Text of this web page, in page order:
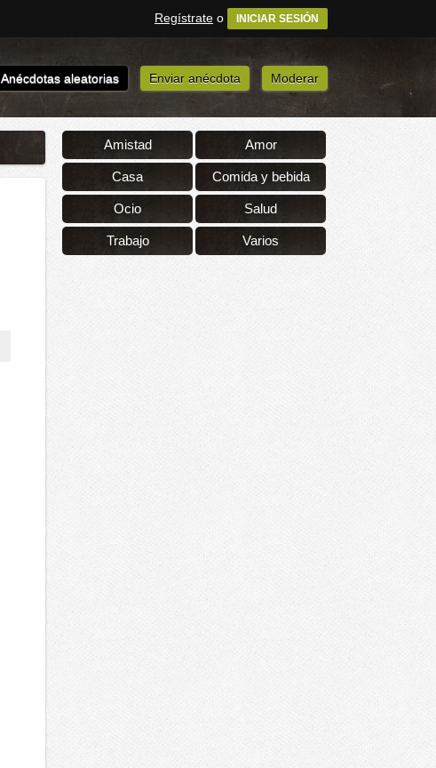
Regístrate o INICIAR SESIÓN
Anécdotas aleatorias Enviar anécdota Moderar
Amistad Amor
Casa Comida y bebida
Ocio Salud
Trabajo Varios